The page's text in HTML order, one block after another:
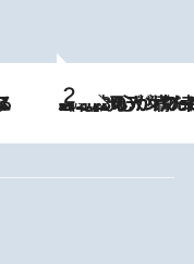
2026.8.8
《北欧の人々の幸福度が高いのは…》元デンマーク親善大使が出会った“心が満たされる暮らし”「いいかげんにヒュッゲしなさい！」